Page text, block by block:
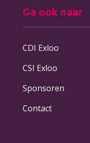
Ga ook naar
CDI Exloo
CSI Exloo
Sponsoren
Contact